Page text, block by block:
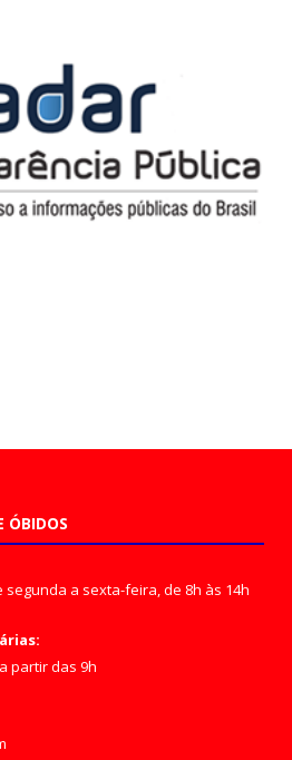
ÓBIDOS
a sexta-feira, de 8h às 14h
partir das 9h